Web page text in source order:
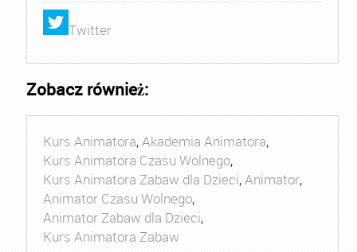
Twitter
Zobacz również:
Kurs Animatora,Akademia Animatora,
Kurs Animatora Czasu Wolnego,
Kurs Animatora Zabaw dla Dzieci,Animator,
Animator Czasu Wolnego,
Animator Zabaw dla Dzieci,
Kurs Animatora Zabaw